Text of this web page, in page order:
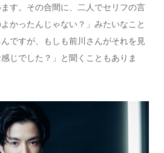
す。その合間に、二人でセリフの言
かったんじゃない？」みたいなこと
ですが、もしも前川さんがそれを見
じでした？」と聞くこともありま